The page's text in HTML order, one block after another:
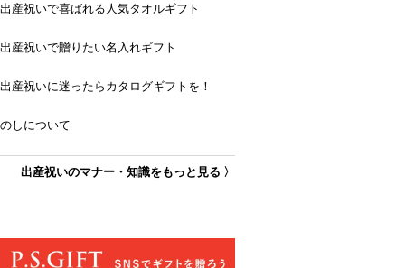
出産祝いで喜ばれる人気タオルギフト
出産祝いで贈りたい名入れギフト
出産祝いに迷ったらカタログギフトを！
のしについて
出産祝いのマナー・知識をもっと見る 〉